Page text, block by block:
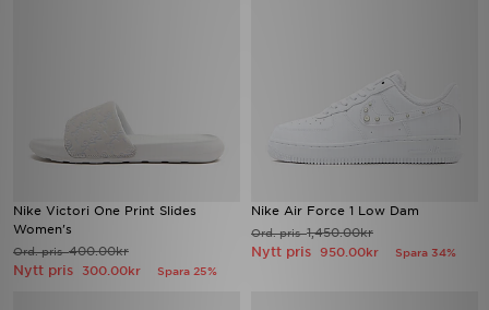
Nike Victori One Print Slides
Women's
Ord. pris400.00kr
Nytt pris 300.00kr Spara 25%
Nike Air Force 1 Low Dam
Ord. pris1,450.00kr
Nytt pris 950.00kr Spara 34%